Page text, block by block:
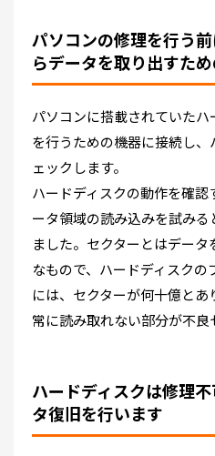
パソコンの修理を行う
らデータを取り出すた
パソコンに搭載されていた
を行うための機器に接続し
ェックします。
ハードディスクの動作を確
ータ領域の読み込みを試み
ました。セクターとはデー
なもので、ハードディスクの
には、セクターが何十億と
常に読み取れない部分が不良
ハードディスクは修理
タ復旧を行います